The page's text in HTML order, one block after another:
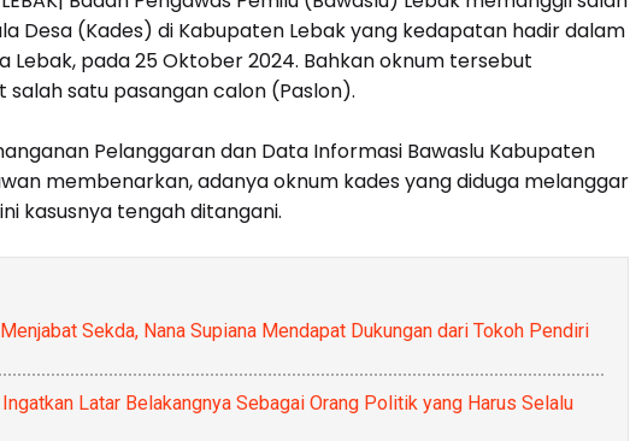
Desa (Kades) di Kabupaten Lebak yang kedapatan hadir dalam
Lebak, pada 25 Oktober 2024. Bahkan oknum tersebut
satu pasangan calon (Paslon).
Pelanggaran dan Data Informasi Bawaslu Kabupaten
membenarkan, adanya oknum kades yang diduga melanggar
kasusnya tengah ditangani.
Sekda, Nana Supiana Mendapat Dukungan dari Tokoh Pendiri
Latar Belakangnya Sebagai Orang Politik yang Harus Selalu